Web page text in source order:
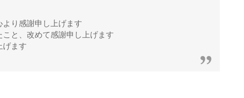
より感謝申し上げます
こと、改めて感謝申し上げます
げます